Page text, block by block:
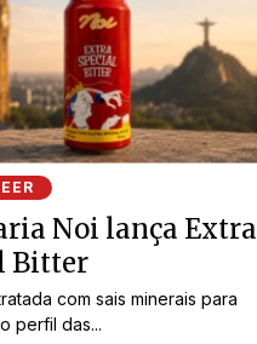
Noi lança Extra
Bitter
com sais minerais para
perfil das...